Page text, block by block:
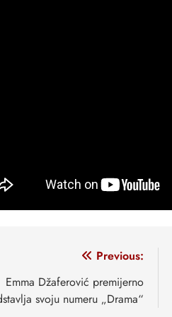
Previous:
Emma Džaferović premijerno
svoju numeru „Drama“